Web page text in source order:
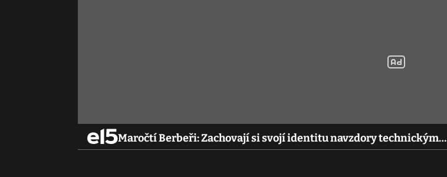
Maročtí Berbeři: Zachovají si svojí identitu navzdory technickým…